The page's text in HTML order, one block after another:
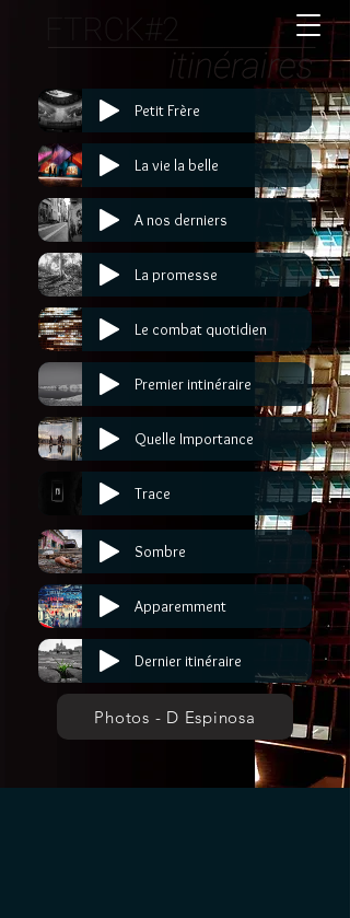
Premier intinéraire
Petit Frère
La vie la belle
A nos derniers
La promesse
Le combat quotidien
Quelle Importance
Trace
Sombre
Apparemment
Dernier itinéraire
Photos - D Espinosa